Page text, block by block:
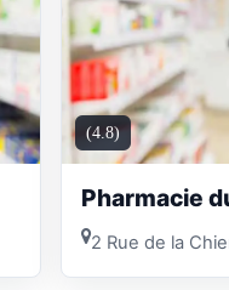
(4.8)
Pharmacie
2 Rue de la